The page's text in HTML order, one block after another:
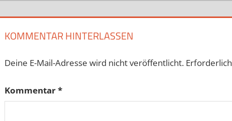
KOMMENTAR HINTERLASSEN
Deine E-Mail-Adresse wird nicht veröffentlicht.
Kommentar*